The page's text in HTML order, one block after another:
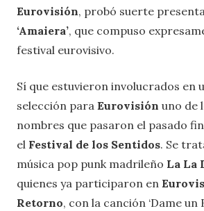
Eurovisión, probó suerte
‘Amaiera’, que compuso
festival eurovisivo.
Sí que estuvieron involucrados en
selección para Eurovisión uno de
nombres que pasaron el pasado
el Festival de los Sentidos. Se
música pop punk madrileño La La
quienes ya participaron en
Retorno, con la canción ‘Dame un